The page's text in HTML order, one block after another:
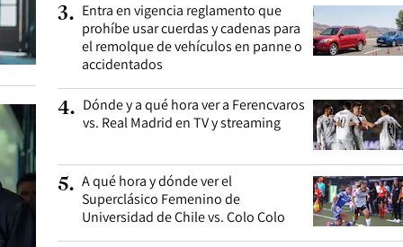
3. Entra en vigencia reglamento que
prohíbe usar cuerdas y cadenas para
el remolque de vehículos en panne o
accidentados
4. Dónde y a qué hora ver a Ferencvaros
vs. Real Madrid en TV y streaming
5. A qué hora y dónde ver el
Superclásico Femenino de
Universidad de Chile vs. Colo Colo